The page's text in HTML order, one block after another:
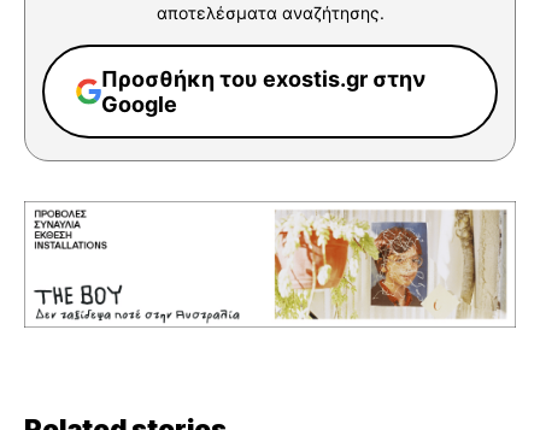
αποτελέσματα αναζήτησης.
Προσθήκη του exostis.gr στην
Google